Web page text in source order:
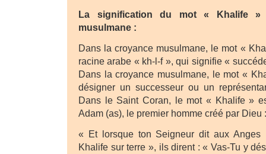
La signification du mot « Khalife »
musulmane :
Dans la croyance musulmane, le mot «
racine arabe « kh-l-f », qui signifie «
Dans la croyance musulmane, le mot «
désigner un successeur ou un
Dans le Saint Coran, le mot « Khalife »
Adam (as), le premier homme créé par Dieu :
« Et lorsque ton Seigneur dit aux
Khalife sur terre », ils dirent : « Vas-Tu y